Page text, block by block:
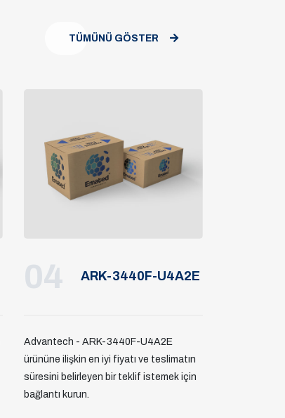
TÜMÜNÜ GÖSTER
04 ARK-3440F-U4A2E
Advantech - ARK-3440F-U4A2E
ürününe ilişkin en iyi fiyatı ve teslimatın
süresini belirleyen bir teklif istemek için
bağlantı kurun.